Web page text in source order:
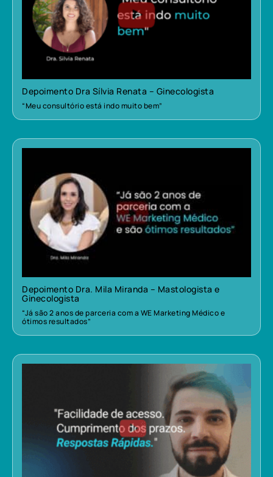
Depoimento Dra Sílvia Renata – Ginecologista
“Meu consultório está indo muito bem”
Depoimento Dra. Mila Miranda – Mastologista e
Ginecologista
“Já são 2 anos de parceria com a WE Marketing Médico e
ótimos resultados”